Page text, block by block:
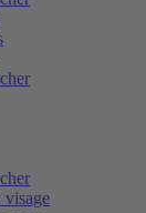
visage